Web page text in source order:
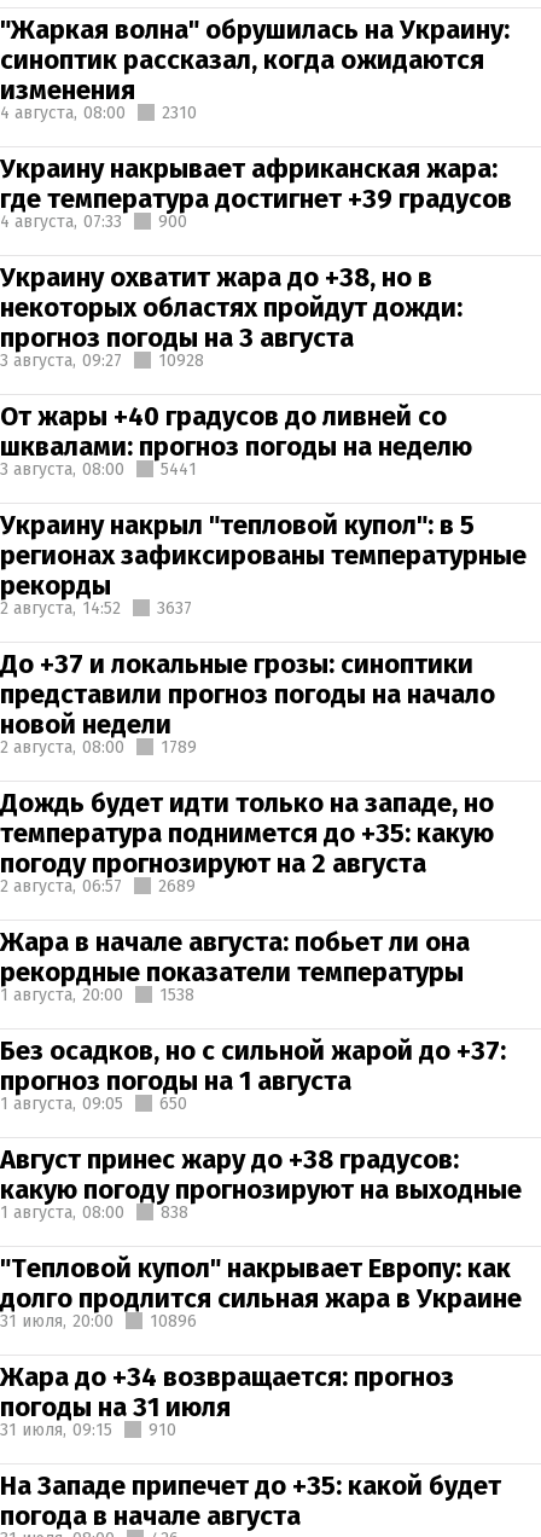
"Жаркая волна" обрушилась на Украину:
синоптик рассказал, когда ожидаются
изменения
4 августа, 08:00 2310
Украину накрывает африканская жара:
где температура достигнет +39 градусов
4 августа, 07:33 900
Украину охватит жара до +38, но в
некоторых областях пройдут дожди:
прогноз погоды на 3 августа
3 августа, 09:27 10928
От жары +40 градусов до ливней со
шквалами: прогноз погоды на неделю
3 августа, 08:00 5441
Украину накрыл "тепловой купол": в 5
регионах зафиксированы температурные
рекорды
2 августа, 14:52 3637
До +37 и локальные грозы: синоптики
представили прогноз погоды на начало
новой недели
2 августа, 08:00 1789
Дождь будет идти только на западе, но
температура поднимется до +35: какую
погоду прогнозируют на 2 августа
2 августа, 06:57 2689
Жара в начале августа: побьет ли она
рекордные показатели температуры
1 августа, 20:00 1538
Без осадков, но с сильной жарой до +37:
прогноз погоды на 1 августа
1 августа, 09:05 650
Август принес жару до +38 градусов:
какую погоду прогнозируют на выходные
1 августа, 08:00 838
"Тепловой купол" накрывает Европу: как
долго продлится сильная жара в Украине
31 июля, 20:00 10896
Жара до +34 возвращается: прогноз
погоды на 31 июля
31 июля, 09:15 910
На Западе припечет до +35: какой будет
погода в начале августа